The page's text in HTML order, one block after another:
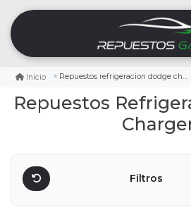
Inicio Repuestos refrigeracion dodge charger
Repuestos
Filtros